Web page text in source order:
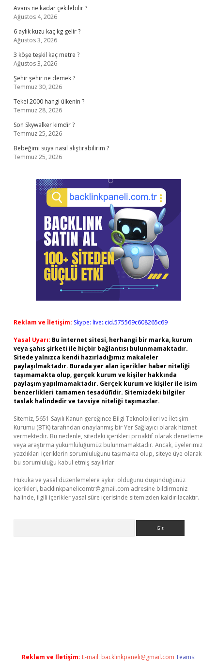
Avans ne kadar çekilebilir ?
Ağustos 4, 2026
6 aylık kuzu kaç kg gelir ?
Ağustos 3, 2026
3 köşe teşkil kaç metre ?
Ağustos 3, 2026
Şehir şehir ne demek ?
Temmuz 30, 2026
Tekel 2000 hangi ülkenin ?
Temmuz 28, 2026
Son Skywalker kimdir ?
Temmuz 25, 2026
Bebeğimi suya nasıl alıştırabilirim ?
Temmuz 25, 2026
Reklam ve İletişim: Skype: live:.cid.575569c608265c69
Yasal Uyarı: Bu internet sitesi, herhangi bir marka, kurum
veya şahıs şirketi ile hiçbir bağlantısı bulunmamaktadır.
Sitede yalnızca kendi hazırladığımız makaleler
paylaşılmaktadır. Burada yer alan içerikler haber niteliği
taşımamakta olup, gerçek kurum ve kişiler hakkında
paylaşım yapılmamaktadır. Gerçek kurum ve kişiler ile isim
benzerlikleri tamamen tesadüfidir. Sitemizdeki bilgiler
taslak halindedir ve tavsiye niteliği taşımazlar.
Sitemiz, 5651 Sayılı Kanun gereğince Bilgi Teknolojileri ve İletişim
Kurumu (BTK) tarafından onaylanmış bir Yer Sağlayıcı olarak hizmet
vermektedir. Bu nedenle, sitedeki içerikleri proaktif olarak denetleme
veya araştırma yükümlülüğümüz bulunmamaktadır. Ancak, üyelerimiz
yazdıkları içeriklerin sorumluluğunu taşımakta olup, siteye üye olarak
bu sorumluluğu kabul etmiş sayılırlar.
Hukuka ve yasal düzenlemelere aykırı olduğunu düşündüğünüz
içerikleri, backlinkpanelicomtr@gmail.com adresine bildirmeniz
halinde, ilgili içerikler yasal süre içerisinde sitemizden kaldırılacaktır.
Reklam ve İletişim: E-mail: backlinkpaneli@gmail.com Teams: